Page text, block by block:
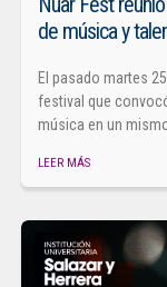
de música y
El pasado martes
festival que
música en un
LEER MÁS